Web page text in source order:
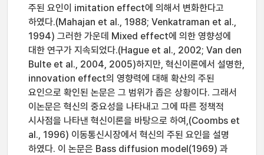
주된 요인이 imitation effect에 의해서 변화한다고
하였다.(Mahajan et al., 1988; Venkatraman et al.,
1994) 그러한 가운데 Mixed effect에 의한 영향성에
대한 연구가 지속되었다.(Hague et al., 2002; Van den
Bulte et al., 2004, 2005)하지만, 혁신이론에서 설명한,
innovation effect의 영향력에 대해 확산의 주된
요인으로 확인된 논문은 그 범위가 좁은 상황이다. 그래서
이논문은 혁신의 중요성을 나타내고 그에 따른 정책적
시사점을 나타낸 혁신이론을 바탕으로 하여,(Coombs et
al., 1996) 이동통신시장에서 혁신의 주된 요인을 설명
하였다. 이 논문은 Bass diffusion model(1969) 과